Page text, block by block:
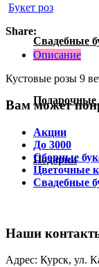
Свадебные
Подарочные
Подарки
Букет роз
Share:
Описание
Кустовые розы 9
Вам может
Акции
До 3000
Сборные
Цветочные
Свадебные
Наши
Адрес: Курск, ул.